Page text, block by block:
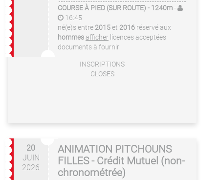
COURSE À PIED (SUR ROUTE) - 1240m-
16:45
né(e)s entre 2015et 2016 réservé aux
hommesafficher licences acceptées
documents à fournir
INSCRIPTIONS
CLOSES
20
JUIN
2026
ANIMATION PITCHOUNS
FILLES - Crédit Mutuel (non-
chronométrée)